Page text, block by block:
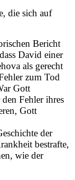
die sich auf
Bericht
David einer
als gerecht
zum Tod
Gott
Fehler ihres
Gott
der
bestrafte,
wie der